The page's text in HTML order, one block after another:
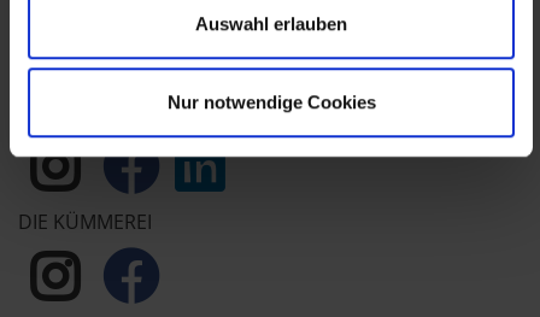
Auswahl erlauben
Nur notwendige Cookies
AGB
DIE KÜMMEREI